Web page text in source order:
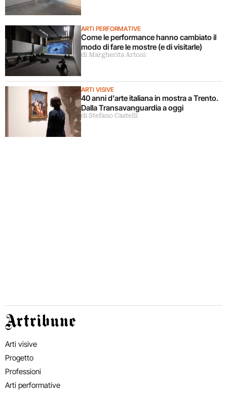
ARTI PERFORMATIVE
Come le performance hanno cambiato il
modo di fare le mostre (e di visitarle)
di Margherita Artoni
ARTI VISIVE
40 anni d’arte italiana in mostra a Trento.
Dalla Transavanguardia a oggi
di Stefano Castelli
Artribune
Arti visive
Progetto
Professioni
Arti performative